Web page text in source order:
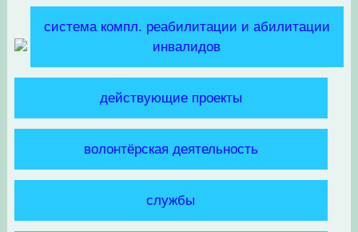
система компл. реабилитации и абилитации
инвалидов
действующие проекты
волонтёрская деятельность
службы